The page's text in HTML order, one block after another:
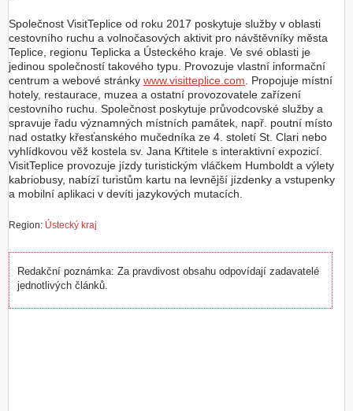
Společnost VisitTeplice od roku 2017 poskytuje služby v oblasti
cestovního ruchu a volnočasových aktivit pro návštěvníky města
Teplice, regionu Teplicka a Ústeckého kraje. Ve své oblasti je
jedinou společností takového typu. Provozuje vlastní informační
centrum a webové stránky www.visitteplice.com . Propojuje místní
hotely, restaurace, muzea a ostatní provozovatele zařízení
cestovního ruchu. Společnost poskytuje průvodcovské služby a
spravuje řadu významných místních památek, např. poutní místo
nad ostatky křesťanského mučedníka ze 4. století St. Clari nebo
vyhlídkovou věž kostela sv. Jana Křtitele s interaktivní expozicí.
VisitTeplice provozuje jízdy turistickým vláčkem Humboldt a výlety
kabriobusy, nabízí turistům kartu na levnější jízdenky a vstupenky
a mobilní aplikaci v devíti jazykových mutacích.
Region: Ústecký kraj
Redakční poznámka: Za pravdivost obsahu odpovídají zadavatelé
jednotlivých článků.